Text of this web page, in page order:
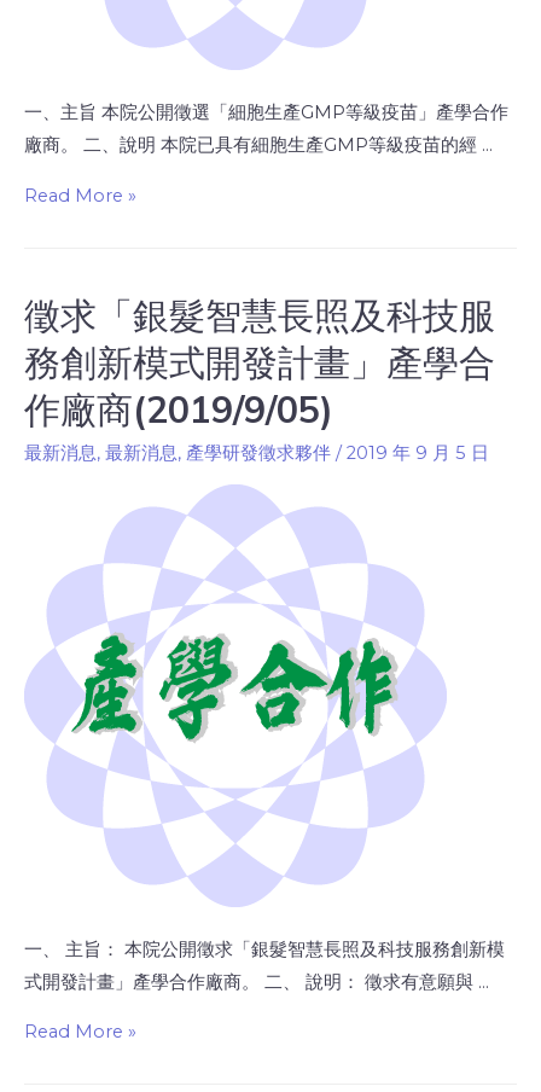
一、主旨 本院公開徵選「細胞生產GMP等級疫苗」產學合作
廠商。 二、說明 本院已具有細胞生產GMP等級疫苗的經 …
Read More »
徵求「銀髮智慧長照及科技服
務創新模式開發計畫」產學合
作廠商(2019/9/05)
最新消息, 最新消息, 產學研發徵求夥伴 /2019 年 9 月 5 日
一、 主旨： 本院公開徵求「銀髮智慧長照及科技服務創新模
式開發計畫」產學合作廠商。 二、 說明： 徵求有意願與 …
Read More »